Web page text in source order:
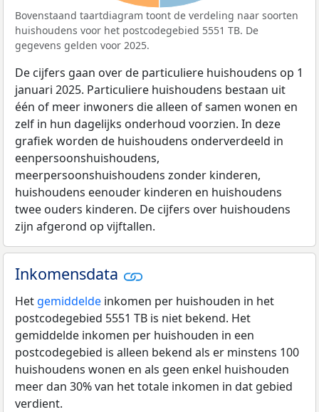
Bovenstaand taartdiagram toont de verdeling naar soorten
huishoudens voor het postcodegebied 5551 TB. De
gegevens gelden voor 2025.
De cijfers gaan over de particuliere huishoudens op 1
januari 2025. Particuliere huishoudens bestaan uit
één of meer inwoners die alleen of samen wonen en
zelf in hun dagelijks onderhoud voorzien. In deze
grafiek worden de huishoudens onderverdeeld in
eenpersoonshuishoudens,
meerpersoonshuishoudens zonder kinderen,
huishoudens eenouder kinderen en huishoudens
twee ouders kinderen. De cijfers over huishoudens
zijn afgerond op vijftallen.
Inkomensdata
Het gemiddelde inkomen per huishouden in het
postcodegebied 5551 TB is niet bekend. Het
gemiddelde inkomen per huishouden in een
postcodegebied is alleen bekend als er minstens 100
huishoudens wonen en als geen enkel huishouden
meer dan 30% van het totale inkomen in dat gebied
verdient.